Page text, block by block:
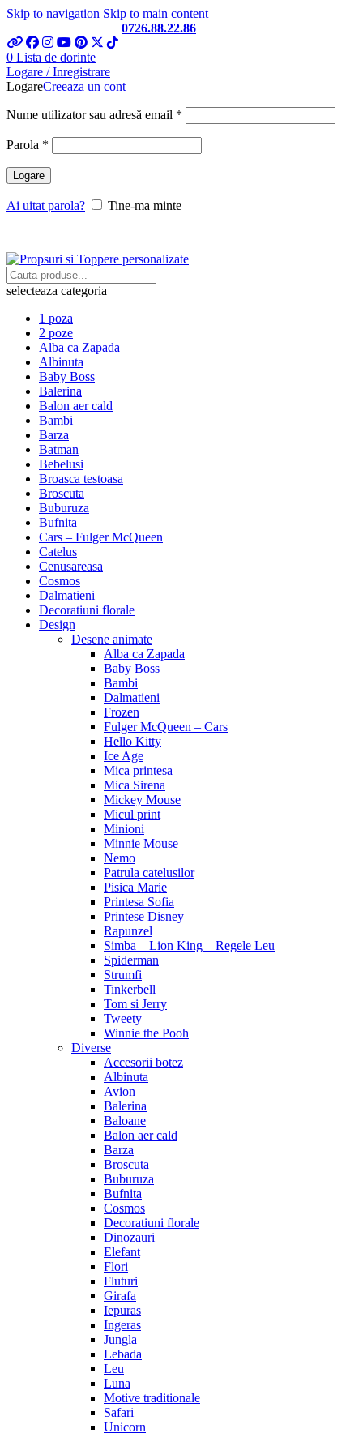
Skip to navigation Skip to main content
0726.88.22.86
0 Lista de dorinte
Logare / Inregistrare
LogareCreeaza un cont
Nume utilizator sau adresă email *
Parola *
Logare
Ai uitat parola? Tine-ma minte
selecteaza categoria
1 poza
2 poze
Alba ca Zapada
Albinuta
Baby Boss
Balerina
Balon aer cald
Bambi
Barza
Batman
Bebelusi
Broasca testoasa
Broscuta
Buburuza
Bufnita
Cars – Fulger McQueen
Catelus
Cenusareasa
Cosmos
Dalmatieni
Decoratiuni florale
Design
Desene animate
Alba ca Zapada
Baby Boss
Bambi
Dalmatieni
Frozen
Fulger McQueen – Cars
Hello Kitty
Ice Age
Mica printesa
Mica Sirena
Mickey Mouse
Micul print
Minioni
Minnie Mouse
Nemo
Patrula catelusilor
Pisica Marie
Printesa Sofia
Printese Disney
Rapunzel
Simba – Lion King – Regele Leu
Spiderman
Strumfi
Tinkerbell
Tom si Jerry
Tweety
Winnie the Pooh
Diverse
Accesorii botez
Albinuta
Avion
Balerina
Baloane
Balon aer cald
Barza
Broscuta
Buburuza
Bufnita
Cosmos
Decoratiuni florale
Dinozauri
Elefant
Flori
Fluturi
Girafa
Iepuras
Ingeras
Jungla
Lebada
Leu
Luna
Motive traditionale
Safari
Unicorn